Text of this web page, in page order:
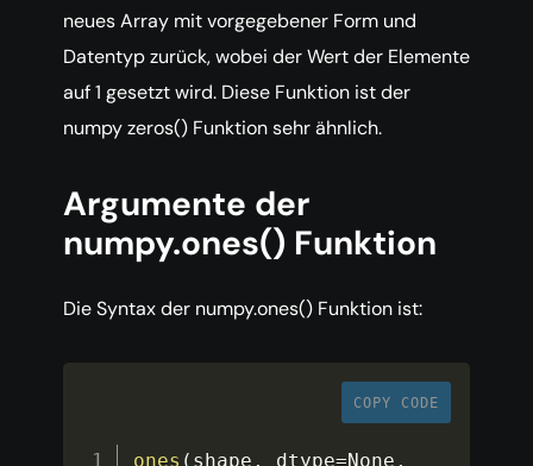
neues Array mit vorgegebener Form und
Datentyp zurück, wobei der Wert der Elemente
auf 1 gesetzt wird. Diese Funktion ist der
numpy zeros() Funktion sehr ähnlich.
Argumente der
numpy.ones() Funktion
Die Syntax der numpy.ones() Funktion ist:
COPY CODE
ones ( shape , dtype=None ,